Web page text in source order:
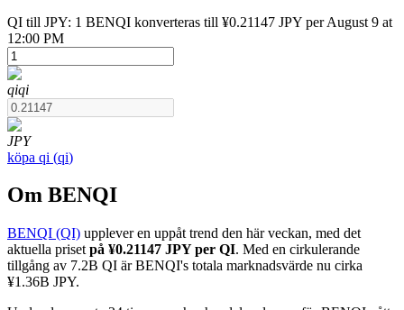
USDT Futures
COIN-M Futures
Futures för kryptovaluta
QI till JPY: 1 BENQI konverteras till ¥0.21147 JPY per August 9 at
12:00 PM
qiqi
JPY
köpa qi (qi)
Om BENQI
BENQI (QI) upplever en uppåt trend den här veckan, med det
aktuella priset på ¥0.21147 JPY per QI. Med en cirkulerande
tillgång av 7.2B QI är BENQI's totala marknadsvärde nu cirka
¥1.36B JPY.